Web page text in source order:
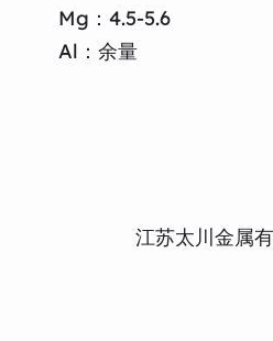
Mg：4.5-5.6
Al：余量
江苏太川金属